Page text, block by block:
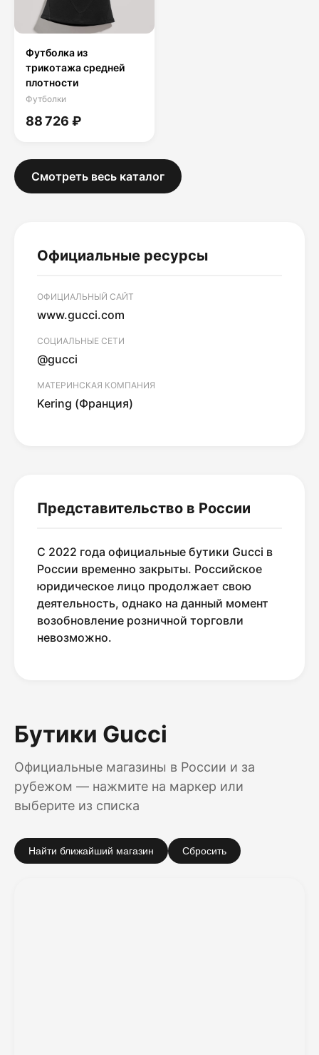
Футболка из
трикотажа средней
плотности
Футболки
88 726 ₽
Смотреть весь каталог
Официальные ресурсы
ОФИЦИАЛЬНЫЙ САЙТ
www.gucci.com
СОЦИАЛЬНЫЕ СЕТИ
@gucci
МАТЕРИНСКАЯ КОМПАНИЯ
Kering (Франция)
Представительство в России
С 2022 года официальные бутики Gucci в
России временно закрыты. Российское
юридическое лицо продолжает свою
деятельность, однако на данный момент
возобновление розничной торговли
невозможно.
Бутики Gucci
Официальные магазины в России и за
рубежом — нажмите на маркер или
выберите из списка
Найти ближайший магазин Сбросить